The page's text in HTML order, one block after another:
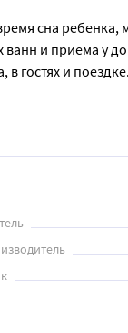
сна ребенка,
и приема у
гостях и поездке.